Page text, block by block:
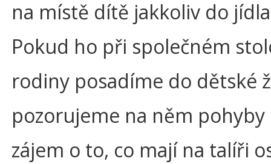
na místě dítě jakkoliv do
Pokud ho při společném
rodiny posadíme do dětské
pozorujeme na něm pohyby
zájem o to, co mají na talíři